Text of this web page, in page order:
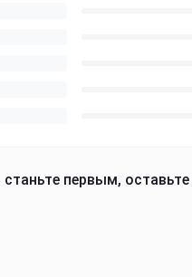
первым,